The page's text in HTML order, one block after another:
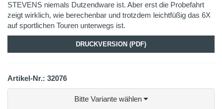
STEVENS niemals Dutzendware ist. Aber erst die Probefahrt
zeigt wirklich, wie berechenbar und trotzdem leichtfüßig das 6X
auf sportlichen Touren unterwegs ist.
DRUCKVERSION (PDF)
Artikel-Nr.: 32076
Bitte Variante wählen